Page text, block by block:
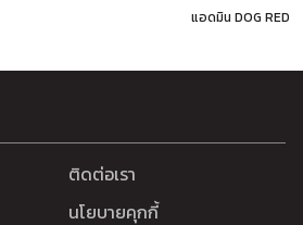
แอดมิน DOG RED
ติดต่อเรา
นโยบายคุกกี้